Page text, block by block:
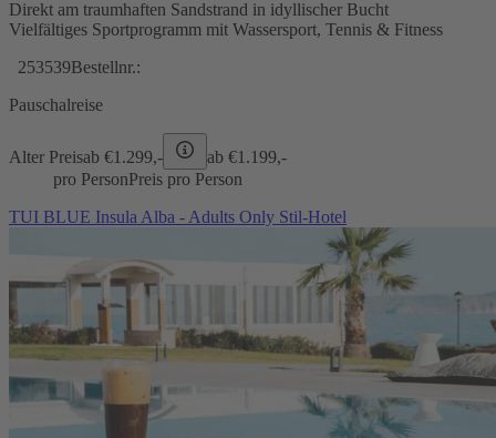
Direkt am traumhaften Sandstrand in idyllischer Bucht
Vielfältiges Sportprogramm mit Wassersport, Tennis & Fitness
253539Bestellnr.:
Pauschalreise
Alter Preisab €1.299,- ab €1.199,-
pro PersonPreis pro Person
TUI BLUE Insula Alba - Adults Only Stil-Hotel